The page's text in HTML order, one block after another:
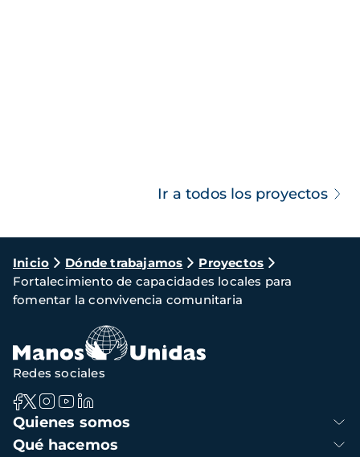
Ir a todos los proyectos
Ruta
de
navegación
Inicio Dónde trabajamos
Proyectos
Fortalecimiento de capacidades locales para
fomentar la convivencia comunitaria
Navegación
principal
Quienes somos
Qué hacemos
Redes sociales